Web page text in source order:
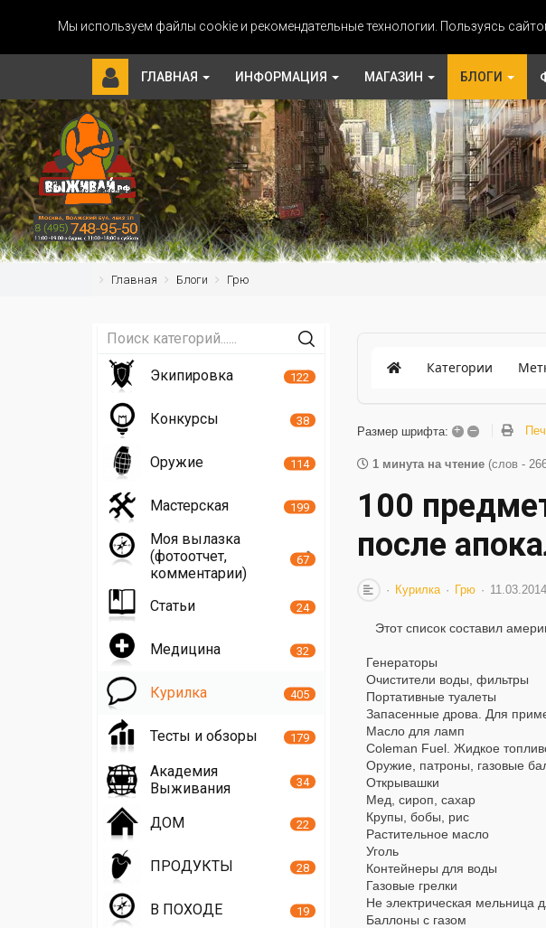
Мы используем файлы cookie и рекомендательные технологии. Пользуясь
ГЛАВНАЯ ИНФОРМАЦИЯ МАГАЗИН БЛОГИ
Главная Блоги Грю
Категории
Размер шрифта: + –
1 минута на чтение (слов -
100
после
Курилка Грю 11.03.2014
Этот список составил
Генераторы
Очистители воды, фильтры
Портативные туалеты
Запасенные дрова. Для
Масло для ламп
Coleman Fuel. Жидкое
Оружие, патроны, газовые
Открывашки
Мед, сироп, сахар
Крупы, бобы, рис
Растительное масло
Уголь
Контейнеры для воды
Газовые грелки
Не электрическая мельница
Баллоны с газом
Экипировка 122
Конкурсы 38
Оружие 114
Мастерская 199
Моя вылазка
(фотоотчет,
комментарии)
67
Статьи 24
Медицина 32
Курилка 405
Тесты и обзоры 179
Академия
Выживания
34
ДОМ 22
ПРОДУКТЫ 28
В ПОХОДЕ 19